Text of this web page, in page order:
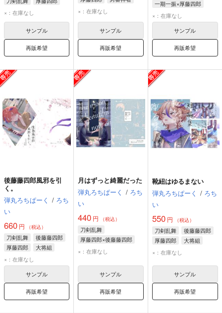
×：在庫なし
サンプル
再販希望
×：在庫なし
サンプル
再販希望
一期一振×厚藤四郎
一期一振
×：在庫なし
サンプル
再販希望
後藤藤四郎風邪を引
く。
弾丸ろちぱーく / ろち
い
660 円 （税込）
刀剣乱舞
後藤藤四郎
厚藤四郎
大将組
×：在庫なし
サンプル
再販希望
月はずっと綺麗だった
弾丸ろちぱーく / ろち
い
440 円 （税込）
刀剣乱舞
厚藤四郎×後藤藤四郎
後藤藤四郎
×：在庫なし
サンプル
再販希望
靴紐はゆるまない
弾丸ろちぱーく / ろち
い
550円 （税込）
刀剣乱舞
後藤藤四郎
厚藤四郎
大将組
×：在庫なし
サンプル
再販希望